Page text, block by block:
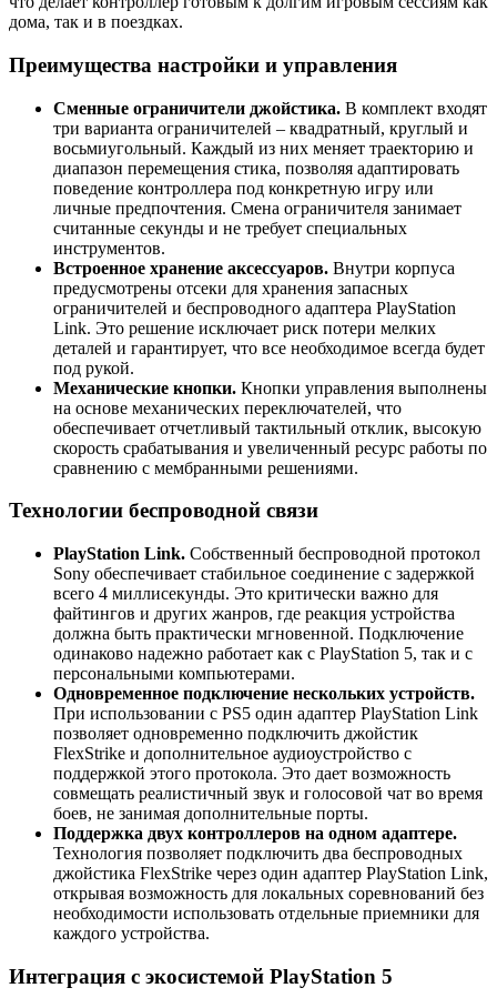
дома, так и в поездках.
Преимущества настройки и управления
Сменные ограничители джойстика. В комплект входят
три варианта ограничителей – квадратный, круглый и
восьмиугольный. Каждый из них меняет траекторию и
диапазон перемещения стика, позволяя адаптировать
поведение контроллера под конкретную игру или
личные предпочтения. Смена ограничителя занимает
считанные секунды и не требует специальных
инструментов.
Встроенное хранение аксессуаров. Внутри корпуса
предусмотрены отсеки для хранения запасных
ограничителей и беспроводного адаптера PlayStation
Link. Это решение исключает риск потери мелких
деталей и гарантирует, что все необходимое всегда будет
под рукой.
Механические кнопки. Кнопки управления выполнены
на основе механических переключателей, что
обеспечивает отчетливый тактильный отклик, высокую
скорость срабатывания и увеличенный ресурс работы по
сравнению с мембранными решениями.
Технологии беспроводной связи
PlayStation Link. Собственный беспроводной протокол
Sony обеспечивает стабильное соединение с задержкой
всего 4 миллисекунды. Это критически важно для
файтингов и других жанров, где реакция устройства
должна быть практически мгновенной. Подключение
одинаково надежно работает как с PlayStation 5, так и с
персональными компьютерами.
Одновременное подключение нескольких устройств.
При использовании с PS5 один адаптер PlayStation Link
позволяет одновременно подключить джойстик
FlexStrike и дополнительное аудиоустройство с
поддержкой этого протокола. Это дает возможность
совмещать реалистичный звук и голосовой чат во время
боев, не занимая дополнительные порты.
Поддержка двух контроллеров на одном адаптере.
Технология позволяет подключить два беспроводных
джойстика FlexStrike через один адаптер PlayStation Link,
открывая возможность для локальных соревнований без
необходимости использовать отдельные приемники для
каждого устройства.
Интеграция с экосистемой PlayStation 5